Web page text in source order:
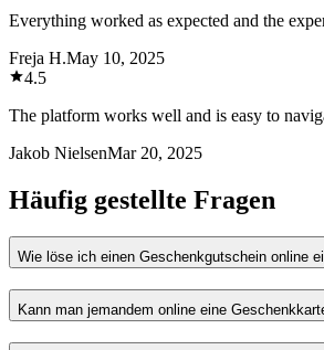
Everything worked as expected and the
Freja H.May 10, 2025
4.5
The platform works well and is easy to
Jakob NielsenMar 20, 2025
Häufig gestellte Fragen
Wie löse ich einen Geschenkgutschein online
Kann man jemandem online eine